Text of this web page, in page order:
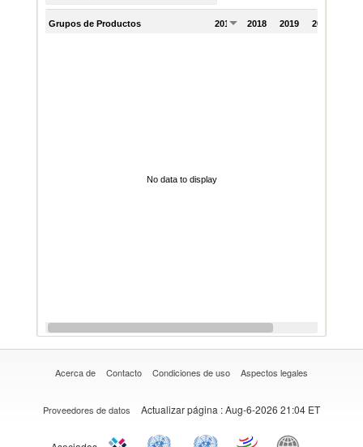
Grupos de Productos 2017 2018 2019 2020
No data to display
Acerca de Contacto Condiciones de uso Aspectos legales
Proveedores de datos Actualizar página : Aug-6-2026 21:04 ET